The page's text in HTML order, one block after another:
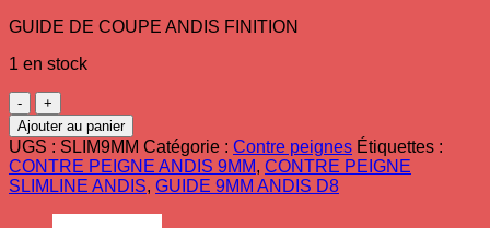
GUIDE DE COUPE ANDIS FINITION
1 en stock
quantité
de
Contre-
peigne
9mm
tondeuse
finition
Ajouter au panier
UGS : SLIM9MM Catégorie : Contre peignes Étiquettes :
CONTRE PEIGNE ANDIS 9MM, CONTRE PEIGNE
SLIMLINE ANDIS, GUIDE 9MM ANDIS D8